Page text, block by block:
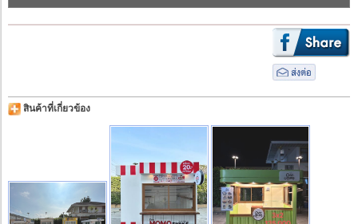
สินค้าที่เกี่ยวข้อง